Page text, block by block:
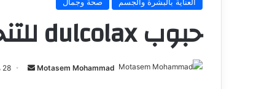
حبوب dulcolax للتنحيف
Motasem Mohammad 28 مارس، 2024